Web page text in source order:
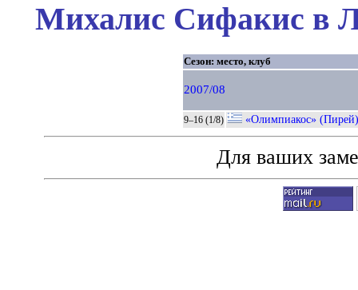
Михалис Сифакис в
Сезон: место, клуб
2007/08
9–16 (1/8) «Олимпиакос» (Пирей)
Для ваших